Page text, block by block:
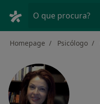
O que procura?
Homepage Psicólogo